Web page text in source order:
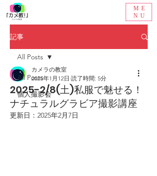
ME
NU
記事
All Posts
個人撮影会
All Posts
2025-2/8(土)私服で魅せる！
ナチュラルグラビア撮影講座
カメラの教室
2025年1月12日 読了時間: 5分
更新日： 2025年2月7日